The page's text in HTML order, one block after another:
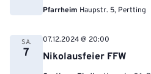
Pfarrheim Haupstr. 5, Pertting
SA.
7 Nikolausfeier FFW
07.12.2024 @ 20:00